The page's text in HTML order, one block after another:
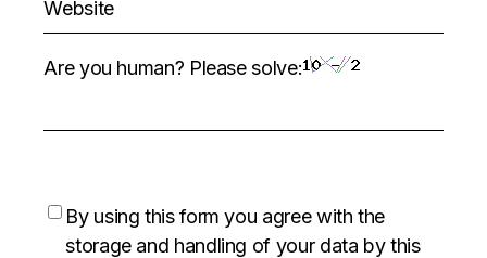
Are you human? Please solve:
By using this form you agree with the
storage and handling of your data by this